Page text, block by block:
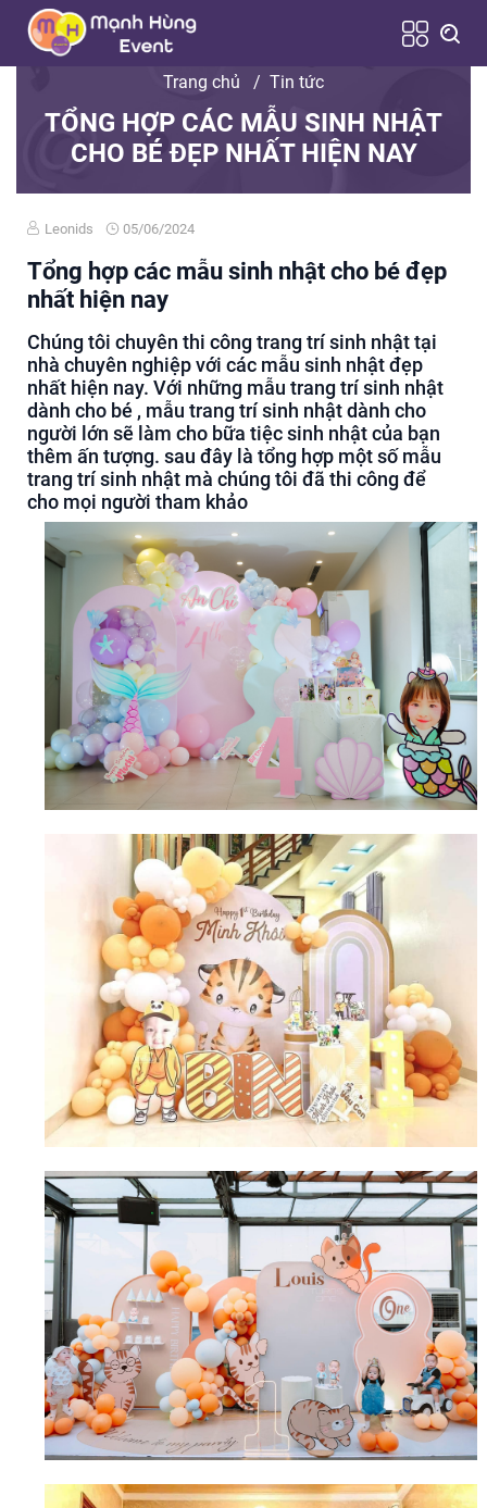
Trang chủ / Tin tức
TỔNG HỢP CÁC MẪU SINH NHẬT
CHO BÉ ĐẸP NHẤT HIỆN NAY
Leonids 05/06/2024
Tổng hợp các mẫu sinh nhật cho bé đẹp
nhất hiện nay
Chúng tôi chuyên thi công trang trí sinh nhật tại
nhà chuyên nghiệp với các mẫu sinh nhật đẹp
nhất hiện nay. Với những mẫu trang trí sinh nhật
dành cho bé , mẫu trang trí sinh nhật dành cho
người lớn sẽ làm cho bữa tiệc sinh nhật của bạn
thêm ấn tượng. sau đây là tổng hợp một số mẫu
trang trí sinh nhật mà chúng tôi đã thi công để
cho mọi người tham khảo